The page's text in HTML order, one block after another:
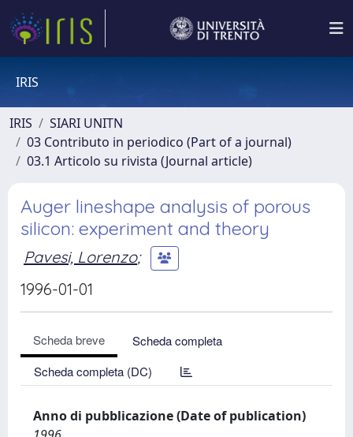
IRIS
IRIS
SIARI UNITN
03 Contributo in periodico (Part of a journal)
03.1 Articolo su rivista (Journal article)
Auger lineshape analysis of porous
silicon: experiment and theory
Pavesi, Lorenzo;
1996-01-01
Scheda breve
Scheda completa
Scheda completa (DC)
Anno di pubblicazione (Date of publication)